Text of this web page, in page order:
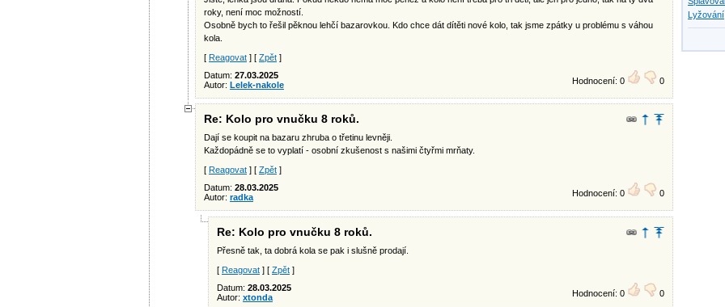
roky, není moc možností.
Osobně bych to řešil pěknou lehčí bazarovkou. Kdo chce dát dítěti nové kolo, tak jsme zpátky u problému s váhou
kola.
[ Reagovat ] [ Zpět ]
Datum: 27.03.2025
Autor: Lelek-nakole Hodnocení: 0 0
Re: Kolo pro vnučku 8 roků.
Dají se koupit na bazaru zhruba o třetinu levněji.
Každopádně se to vyplatí - osobní zkušenost s našimi čtyřmi mrňaty.
[ Reagovat ] [ Zpět ]
Datum: 28.03.2025
Autor: radka Hodnocení: 0 0
Re: Kolo pro vnučku 8 roků.
Přesně tak, ta dobrá kola se pak i slušně prodají.
[ Reagovat ] [ Zpět ]
Datum: 28.03.2025
Autor: xtonda Hodnocení: 0 0
Lyžování